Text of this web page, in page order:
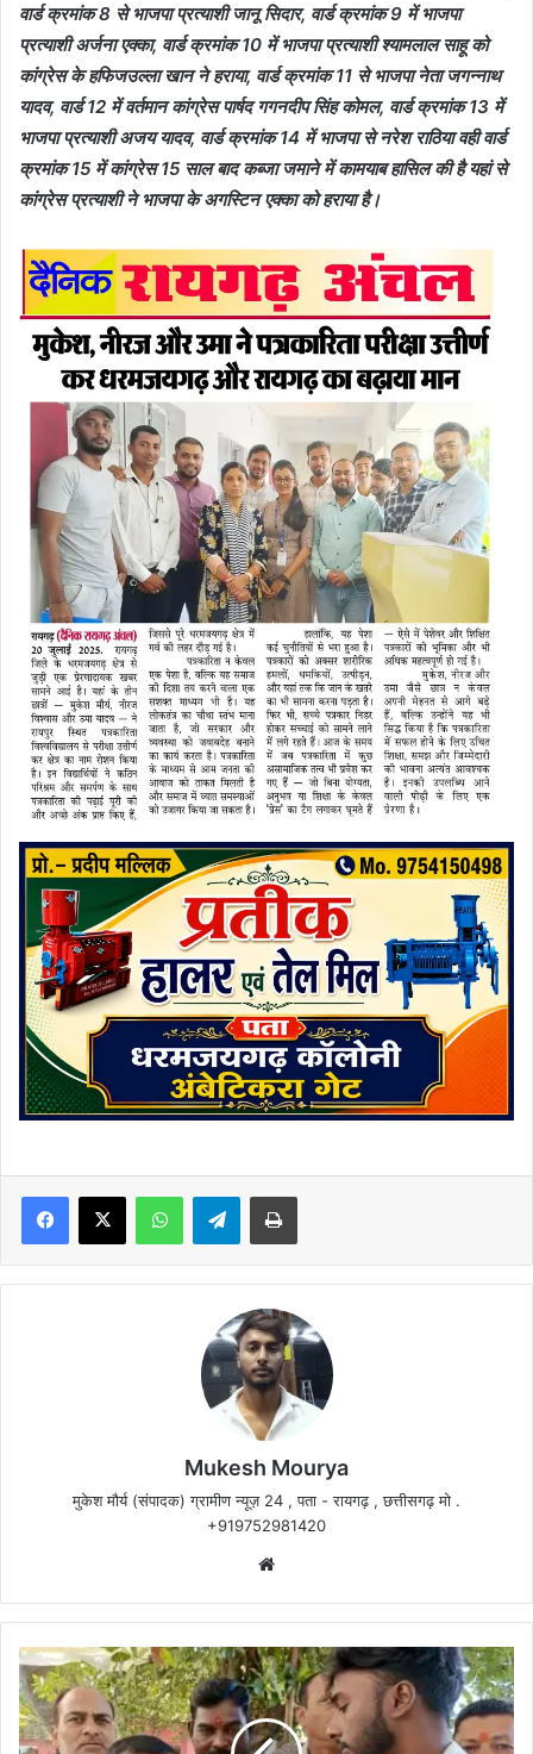
वार्ड क्रमांक 8 से भाजपा प्रत्याशी जानू सिदार, वार्ड क्रमांक 9 में भाजपा
प्रत्याशी अर्जना एक्का, वार्ड क्रमांक 10 में भाजपा प्रत्याशी श्यामलाल साहू को
कांग्रेस के हफिजउल्ला खान ने हराया, वार्ड क्रमांक 11 से भाजपा नेता जगन्नाथ
यादव, वार्ड 12 में वर्तमान कांग्रेस पार्षद गगनदीप सिंह कोमल, वार्ड क्रमांक 13 में
भाजपा प्रत्याशी अजय यादव, वार्ड क्रमांक 14 में भाजपा से नरेश राठिया वही वार्ड
क्रमांक 15 में कांग्रेस 15 साल बाद कब्जा जमाने में कामयाब हासिल की है यहां से
कांग्रेस प्रत्याशी ने भाजपा के अगस्टिन एक्का को हराया है।
Facebook
X WhatsAppTelegramPrint
Mukesh Mourya
मुकेश मौर्य (संपादक) ग्रामीण न्यूज़ 24 , पता - रायगढ़ , छत्तीसगढ़ मो .
+919752981420
जितने
के
बाद
ग्रामीण